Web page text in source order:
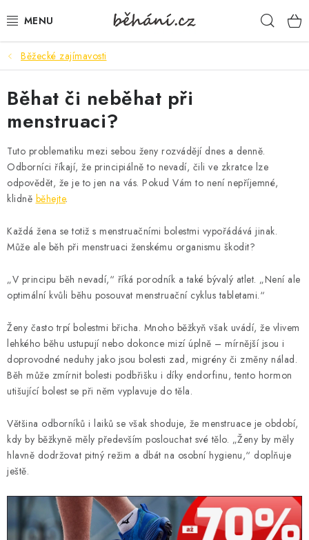
na
BOTY PÁNSKÉ
BOTY DÁMSKÉ
PÁNSKÉ OBLEČENÍ
DÁMSKÉ OBLEČENÍ
DOPLŇKY
DÁRKOVÉ POUKAZY
VELIKOSTNÍ TABULKY
BOTY DĚTSKÉ
OBLEČENÍ
VÝŽIVA
SPORTY
NOVINKY
Běžecké zajímavosti
Běhat či neběhat při
menstruaci?
Tuto problematiku mezi sebou ženy rozvádějí dnes a denně.
Odborníci říkají, že principiálně to nevadí, čili ve zkratce lze
odpovědět, že je to jen na vás. Pokud Vám to není nepříjemné,
klidně běhejte.
Každá žena se totiž s menstruačními bolestmi vypořádává jinak.
Může ale běh při menstruaci ženskému organismu škodit?
„V principu běh nevadí,“ říká porodník a také bývalý atlet. „Není ale
optimální kvůli běhu posouvat menstruační cyklus tabletami.“
Ženy často trpí bolestmi břicha. Mnoho běžkyň však uvádí, že vlivem
lehkého běhu ustupují nebo dokonce mizí úplně – mírnější jsou i
doprovodné neduhy jako jsou bolesti zad, migrény či změny nálad.
Běh může zmírnit bolesti podbřišku i díky endorfinu, tento hormon
utišující bolest se při něm vyplavuje do těla.
Většina odborníků i laiků se však shoduje, že menstruace je období,
kdy by běžkyně měly především poslouchat své tělo. „Ženy by měly
hlavně dodržovat pitný režim a dbát na osobní hygienu,“ doplňuje
ještě.